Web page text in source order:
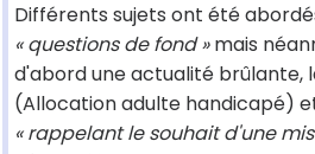
Différents sujets ont été
« questions de fond »mais
d'abord une actualité brûlante,
(Allocation adulte handicapé)
« rappelant le souhait d'une